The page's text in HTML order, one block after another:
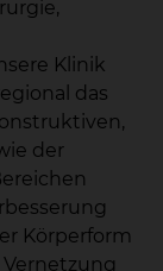
Klinik
das
der
Körperform